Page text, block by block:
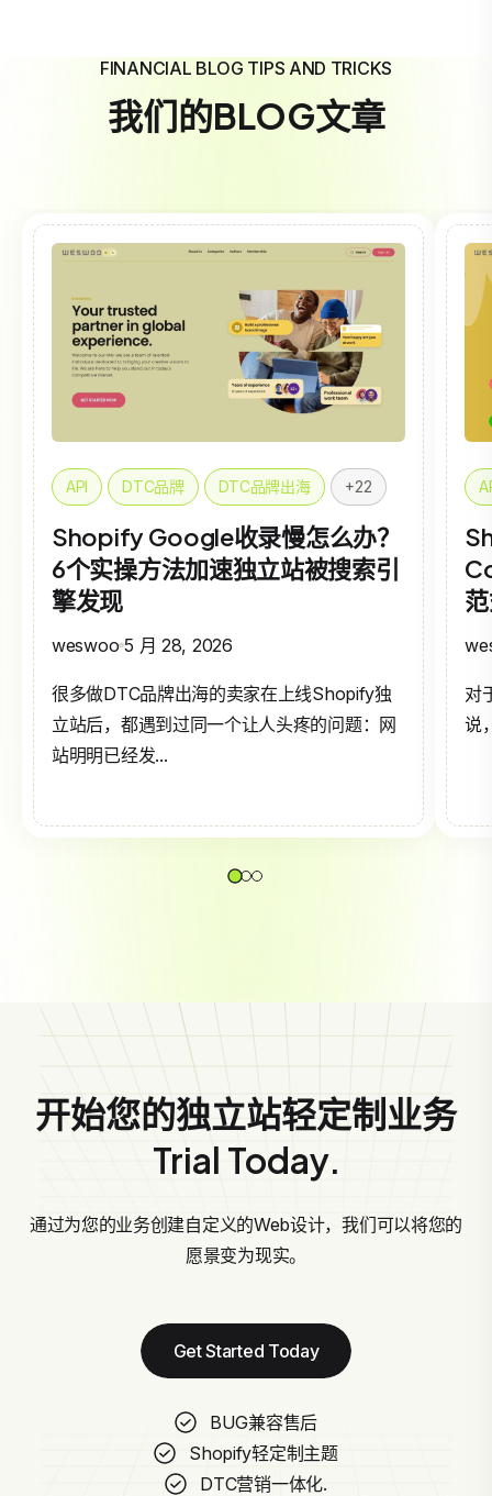
FINANCIAL BLOG TIPS AND TRICKS
我们的BLOG文章
API DTC品牌 DTC品牌出海 +22
Shopify Google收录慢怎么办？
6个实操方法加速独立站被搜索引
擎发现
weswoo 5 月 28, 2026
很多做DTC品牌出海的卖家在上线Shopify独
立站后，都遇到过同一个让人头疼的问题：网
站明明已经发...
对
说
开始您的独立站轻定制业务
Trial Today.
通过为您的业务创建自定义的Web设计，我们可以将您的
愿景变为现实。
Get Started Today
BUG兼容售后
Shopify轻定制主题
DTC营销一体化.